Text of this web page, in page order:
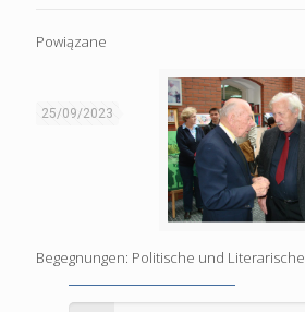
Powiązane
25/09/2023
Begegnungen: Politische und Literarische